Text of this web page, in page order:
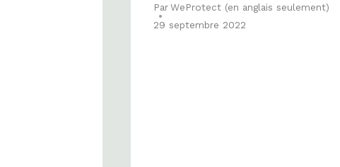
Par WeProtect (en anglais seulement)
29 septembre 2022